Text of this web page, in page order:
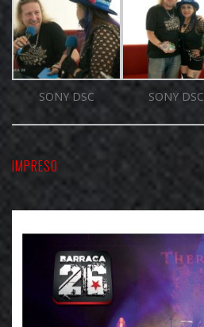
SONY DSC SONY DSC
IMPRESO